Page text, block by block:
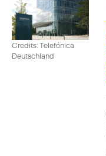
Credits: Telefónica
Deutschland